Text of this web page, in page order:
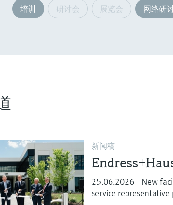
培训 研讨会 展览会 网络研
新闻稿
25.06.2026 - New
service representative